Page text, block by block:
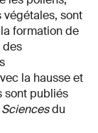
végétales, sont
formation de
des
la hausse et
sont publiés
du